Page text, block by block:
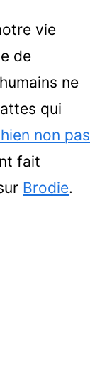
vie
de
ne
qui
non pas
fait
Brodie.